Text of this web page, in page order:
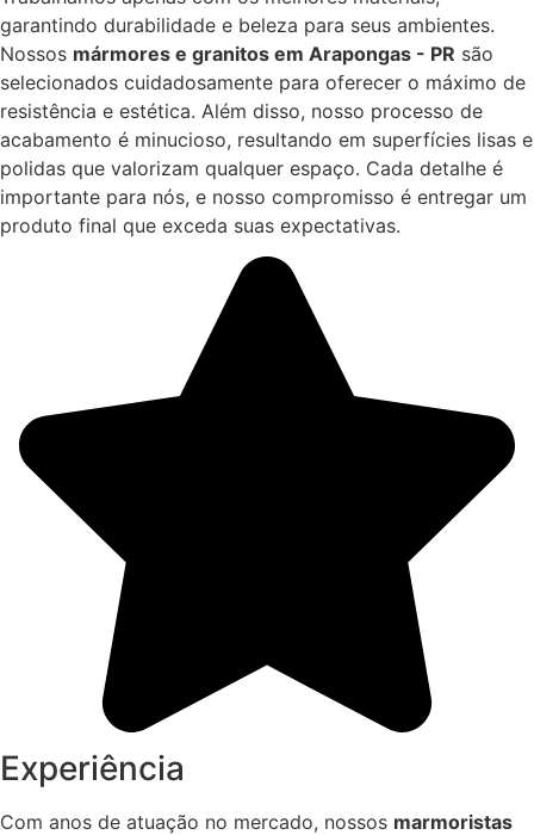
garantindo durabilidade e beleza para seus ambientes.
Nossos mármores e granitos em Arapongas - PR são
selecionados cuidadosamente para oferecer o máximo de
resistência e estética. Além disso, nosso processo de
acabamento é minucioso, resultando em superfícies lisas e
polidas que valorizam qualquer espaço. Cada detalhe é
importante para nós, e nosso compromisso é entregar um
produto final que exceda suas expectativas.
Experiência
Com anos de atuação no mercado, nossos marmoristas